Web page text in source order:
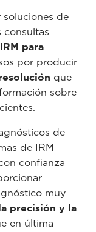
soluciones de
consultas
para
por producir
que
sobre
de
de IRM
confianza
muy
precisión y la
en última